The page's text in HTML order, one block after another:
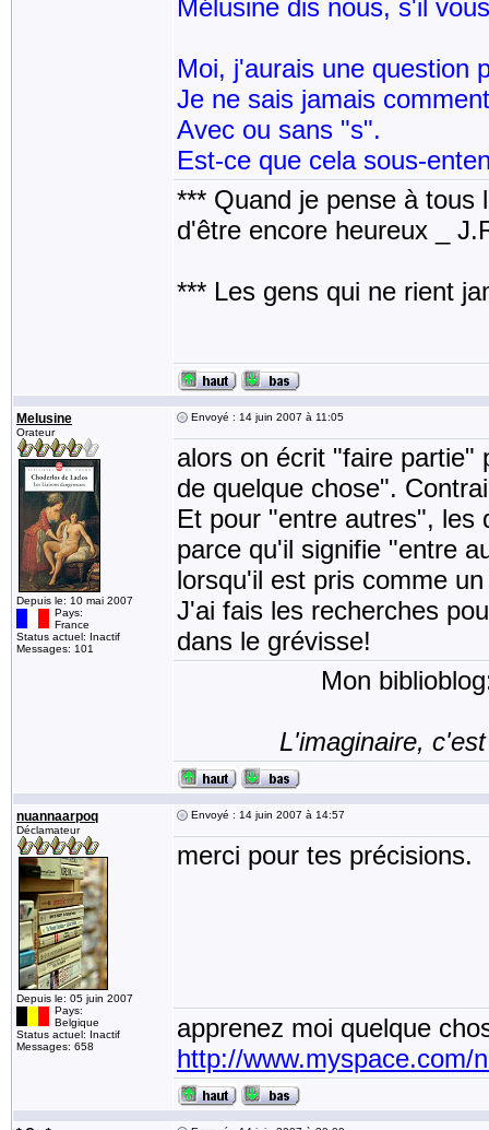
Mélusine dis nous, s'il
Moi, j'aurais une question
Je ne sais jamais
Avec ou sans "s".
Est-ce que cela sous-
*** Quand je pense à tous
d'être encore heureux _
*** Les gens qui ne rient
Melusine
Orateur
Depuis le: 10 mai 2007
Pays:
France
Status actuel: Inactif
Messages: 101
Envoyé : 14 juin 2007 à 11:05
alors on écrit "faire partie"
de quelque chose".
Et pour "entre autres", les
parce qu'il signifie "entre
lorsqu'il est pris comme
J'ai fais les recherches
dans le grévisse!
Mon
L'imaginaire,
nuannaarpoq
Déclamateur
Depuis le: 05 juin 2007
Pays:
Belgique
Status actuel: Inactif
Messages: 658
Envoyé : 14 juin 2007 à 14:57
merci pour tes précisions.
apprenez moi quelque
http://www.myspace.com/